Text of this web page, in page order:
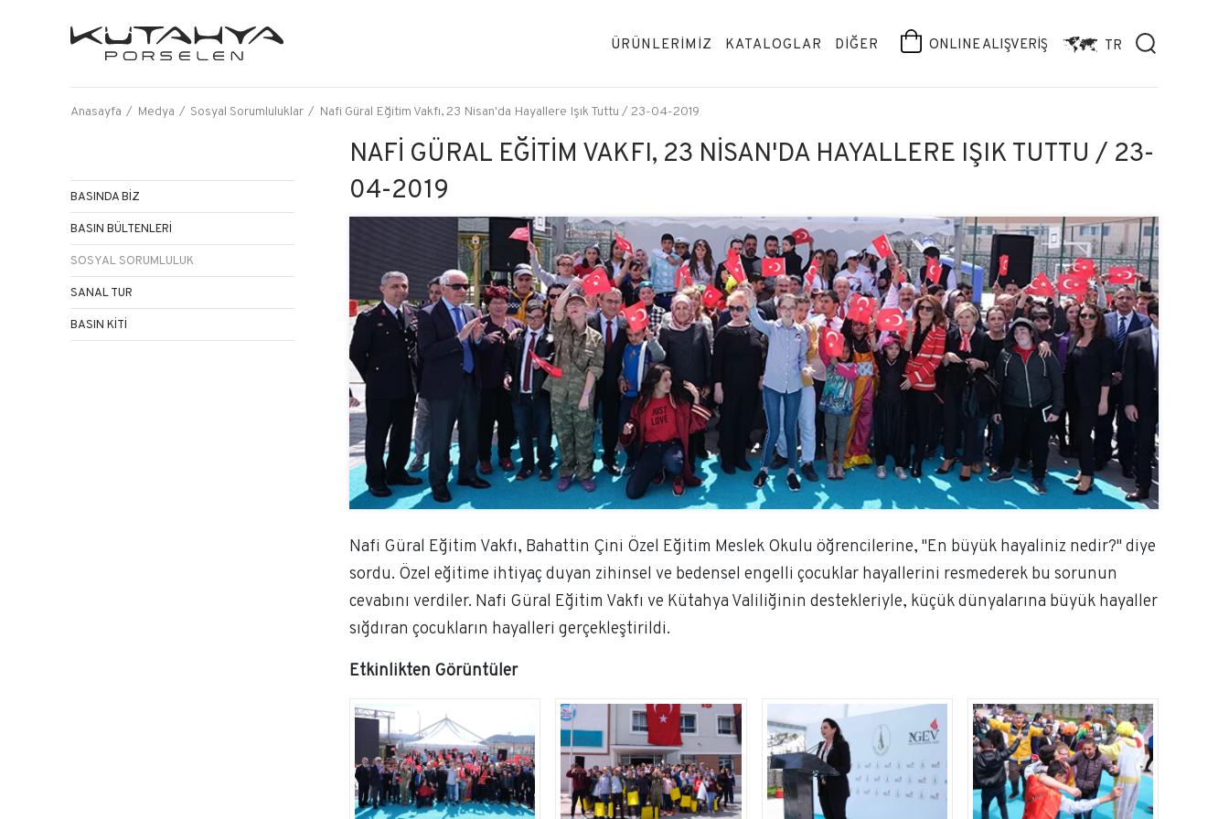
ÜRÜNLERİMİZ KATALOGLAR DİĞER ONLINE ALIŞVERİŞ TR
Anasayfa Medya Sosyal Sorumluluklar Nafi Güral Eğitim Vakfı, 23 Nisan'da Hayallere Işık Tuttu / 23-04-2019
BASINDA BİZ
BASIN BÜLTENLERİ
SOSYAL SORUMLULUK
SANAL TUR
BASIN KİTİ
NAFI GÜRAL EĞITIM VAKFI, 23 NISAN'DA HAYALLERE IŞIK TUTTU / 23-
04-2019
Nafi Güral Eğitim Vakfı, Bahattin Çini Özel Eğitim Meslek Okulu öğrencilerine, "En büyük hayaliniz nedir?" diye
sordu. Özel eğitime ihtiyaç duyan zihinsel ve bedensel engelli çocuklar hayallerini resmederek bu sorunun
cevabını verdiler. Nafi Güral Eğitim Vakfı ve Kütahya Valiliğinin destekleriyle, küçük dünyalarına büyük hayaller
sığdıran çocukların hayalleri gerçekleştirildi.
Etkinlikten Görüntüler